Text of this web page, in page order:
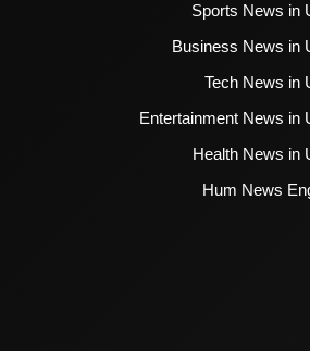
Sports News in
Business News in
Tech News in
Entertainment News in
Health News in
Hum News